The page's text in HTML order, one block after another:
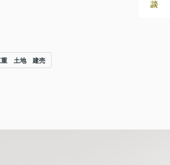
重 土地 建売